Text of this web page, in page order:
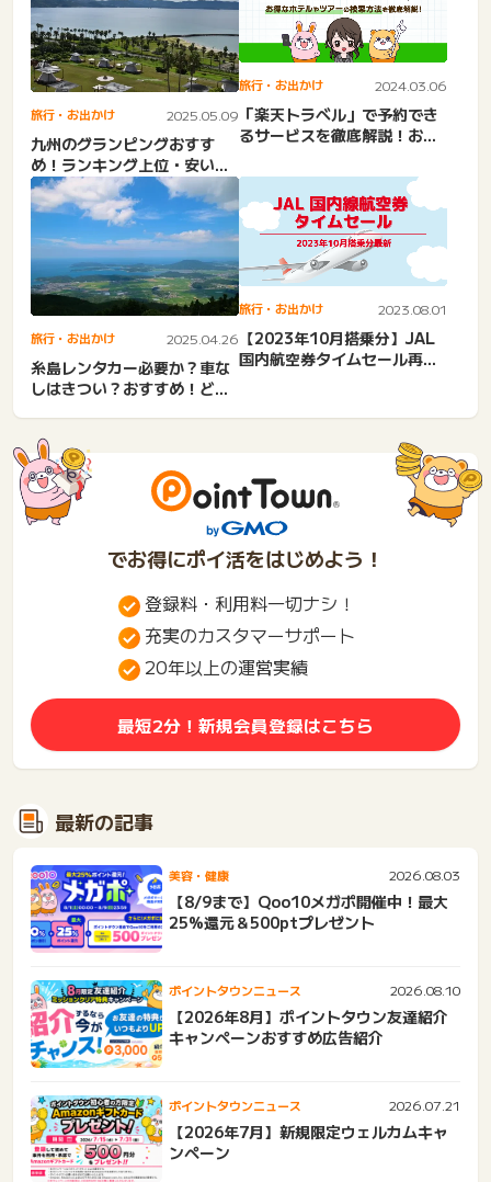
旅行・お出かけ 2025.05.09
九州のグランピングおすす
め！ランキング上位・安い・
高級・温泉付き・海・釣り・
学...
旅行・お出かけ 2024.03.06
「楽天トラベル」で予約でき
るサービスを徹底解説！お得
法...
旅行・お出かけ 2025.04.26
糸島レンタカー必要か？車な
しはきつい？おすすめ！どこ
旅行・お出かけ 2023.08.01
【2023年10月搭乗分】JAL
国内航空券タイムセール再開
でお得にポイ活をはじめよう！
登録料・利用料一切ナシ！
充実のカスタマーサポート
20年以上の運営実績
最短2分！新規会員登録はこちら
最新の記事
美容・健康 2026.08.03
【8/9まで】Qoo10メガポ開催中！最大
25%還元＆500ptプレゼント
ポイントタウンニュース 2026.08.10
【2026年8月】ポイントタウン友達紹介
キャンペーンおすすめ広告紹介
ポイントタウンニュース 2026.07.21
【2026年7月】新規限定ウェルカムキャ
ンペーン